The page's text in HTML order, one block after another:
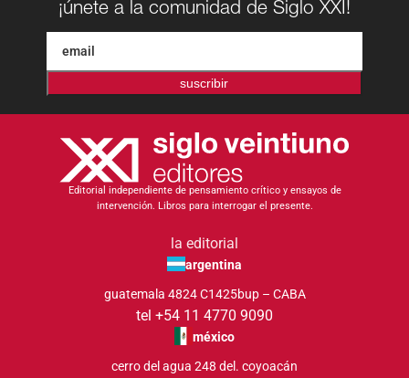
¡únete a la comunidad de Siglo XXI!
suscribir
Editorial independiente de pensamiento crítico y ensayos de
intervención. Libros para interrogar el presente.
la editorial
argentina
guatemala 4824 C1425bup – CABA
tel +54 11 4770 9090
méxico
cerro del agua 248 del. coyoacán